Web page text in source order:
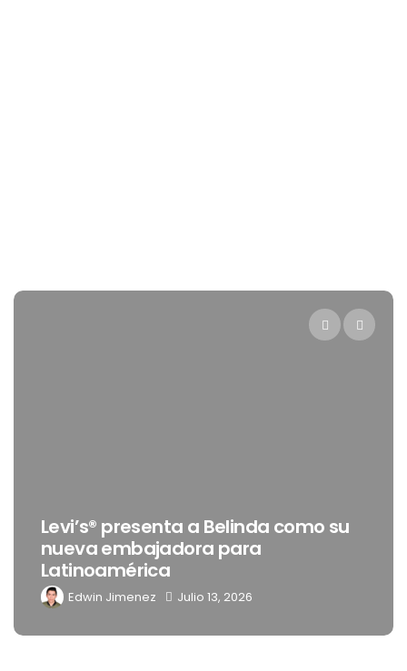
Levi’s® presenta a Belinda como su
nueva embajadora para
Latinoamérica
Edwin Jimenez Julio 13, 2026